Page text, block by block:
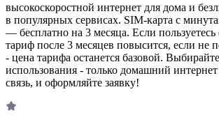
высокоскоростной интернет для дома и
в популярных сервисах. SIM-карта с
— бесплатно на 3 месяца. Если пользуетесь
тариф после 3 месяцев повысится, если не
- цена тарифа останется базовой.
использования - только домашний
связь, и оформляйте заявку!